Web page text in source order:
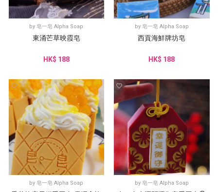
by皂一皂 Alpha Soap
東涌芒草映霞皂
HK$ 188
by 皂一皂 Alpha Soap
西貢海鮮牌坊皂
HK$ 188
by皂一皂 Alpha Soap by 皂一皂 Alpha Soap